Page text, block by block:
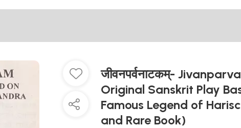
जीवनपर्वनाटकम्-
Original Sanskrit Play
Famous Legend of
and Rare Book)